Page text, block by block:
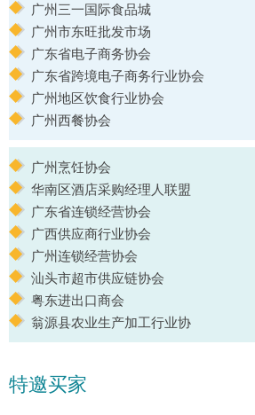
广州三一国际食品城
广州市东旺批发市场
广东省电子商务协会
广东省跨境电子商务行业协会
广州地区饮食行业协会
广州西餐协会
广州烹饪协会
华南区酒店采购经理人联盟
广东省连锁经营协会
广西供应商行业协会
广州连锁经营协会
汕头市超市供应链协会
粤东进出口商会
翁源县农业生产加工行业协
特邀买家